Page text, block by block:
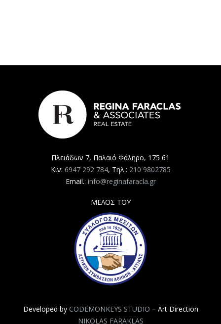
Πλειάδων 7, Παλαιό Φάληρο, 175 61
Κιν: 6947 292 784, Τηλ.: 210 9802785
Email.: info@reginafaracla.gr
ΜΕΛΟΣ ΤΟΥ
Developed by CODEMONKEYS STUDIO – Art Direction
NIKOLAS FARAKLAS